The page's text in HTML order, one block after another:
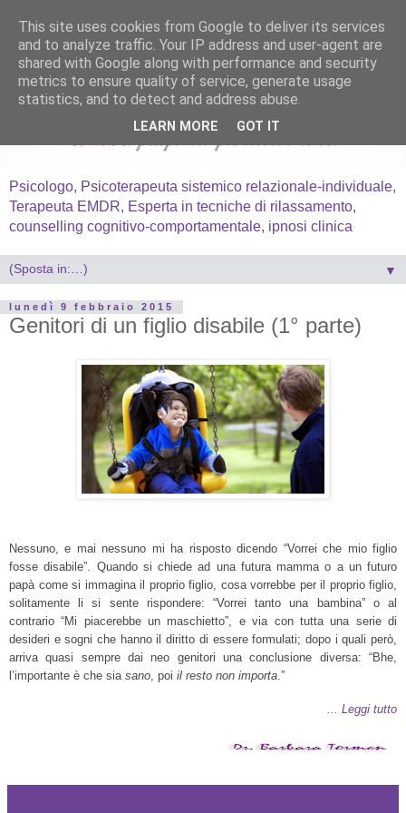
Psicologo, Psicoterapeuta sistemico relazionale-individuale,
Terapeuta EMDR, Esperta in tecniche di rilassamento,
counselling cognitivo-comportamentale, ipnosi clinica
▼
lunedì 9 febbraio 2015
Genitori di un figlio disabile (1° parte)
Nessuno, e mai nessuno mi ha risposto dicendo “Vorrei che mio figlio
fosse disabile”. Quando si chiede ad una futura mamma o a un futuro
papà come si immagina il proprio figlio, cosa vorrebbe per il proprio figlio,
solitamente li si sente rispondere: “Vorrei tanto una bambina” o al
contrario “Mi piacerebbe un maschietto”, e via con tutta una serie di
desideri e sogni che hanno il diritto di essere formulati; dopo i quali però,
arriva quasi sempre dai neo genitori una conclusione diversa: “Bhe,
l’importante è che sia sano, poi il resto non importa.”
... Leggi tutto
This site uses cookies from Google to deliver its services
and to analyze traffic. Your IP address and user-agent are
shared with Google along with performance and security
metrics to ensure quality of service, generate usage
statistics, and to detect and address abuse.
LEARN MORE GOT IT